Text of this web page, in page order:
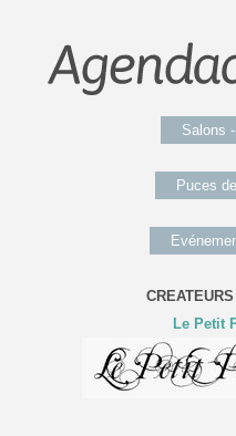
Salons
Puces
Le Petit